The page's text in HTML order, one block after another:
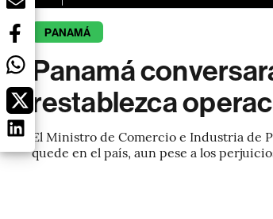
PANAMÁ
Panamá
restablezca
El Ministro de Comercio e Industria de
quede en el país, aun pese a los